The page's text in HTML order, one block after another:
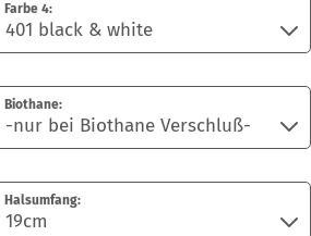
Farbe 4:
Biothane:
Halsumfang: